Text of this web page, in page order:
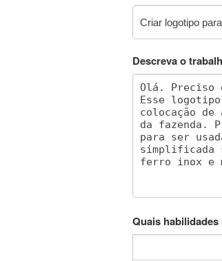
Descreva o
Quais habilidades